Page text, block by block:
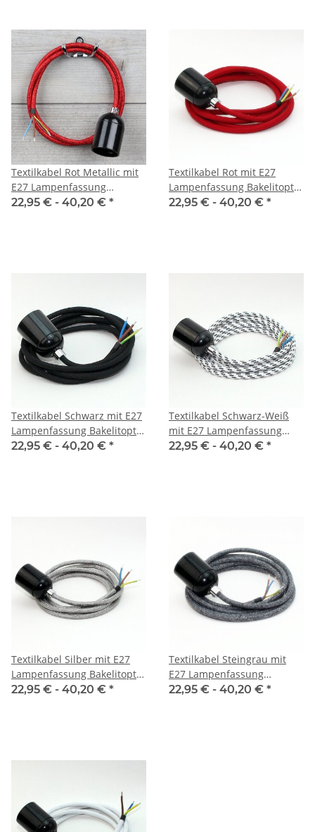
Textilkabel Rot Metallic mit
E27 Lampenfassung
Bakelitoptik schwarz und
22,95 € - 40,20 € *
Textilkabel Rot mit E27
Lampenfassung Bakelitoptik
schwarz und Zugentlastung
22,95 € - 40,20 € *
Textilkabel Schwarz mit E27
Lampenfassung Bakelitoptik
schwarz und Zugentlastung
22,95 € - 40,20 € *
Textilkabel Schwarz-Weiß
mit E27 Lampenfassung
Bakelitoptik schwarz und
22,95 € - 40,20 € *
Textilkabel Silber mit E27
Lampenfassung Bakelitoptik
schwarz und Zugentlastung
22,95 € - 40,20 € *
Textilkabel Steingrau mit
E27 Lampenfassung
Bakelitoptik schwarz und
22,95 € - 40,20 € *